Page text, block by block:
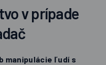
v prípade
manipulácie ľudí s